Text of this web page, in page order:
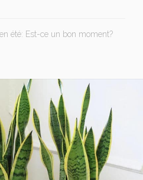
été: Est-ce un bon moment?